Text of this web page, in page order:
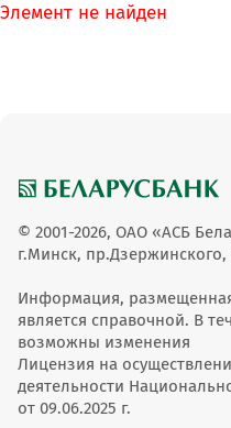
Элемент не найден
© 2001-2026, ОАО «АСБ
г.Минск, пр.Дзержинского,
Информация,
является справочной. В
возможны изменения
Лицензия на
деятельности
от 09.06.2025 г.